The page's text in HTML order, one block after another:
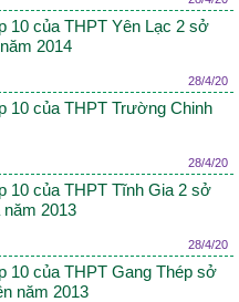
10 của THPT Yên Lạc 2 sở
2014
28/4/20
10 của THPT Trường Chinh
28/4/20
10 của THPT Tĩnh Gia 2 sở
2013
28/4/20
10 của THPT Gang Thép sở
năm 2013